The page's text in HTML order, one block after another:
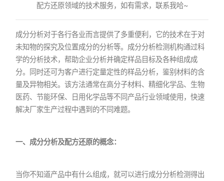
配方还原领域的技术服务，如有需求，联系我哈~
成分分析对于各行各业而言提供了多重便利，它的技术在于对
未知物的探究及位置成分的分析等。成分分析检测机构通过科
学的分析技术，帮助企业分析并确定样品目标及各种组成成
分。同时还可为客户进行定量定性的样品分析，鉴别材料的含
量及异物相关。该方法通常在高分子材料、精细化学品、生物
医药、节能环保、日用化学品等不同产品行业领域使用，快速
解决厂家生产过程中遇到的不同难题。
一、成分分析及配方还原的概念：
当你不知道产品中有什么组成，就可以进行成分分析检测得出